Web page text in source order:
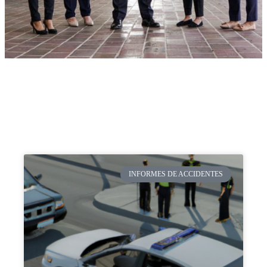
INFORMES DE ACCIDENTES